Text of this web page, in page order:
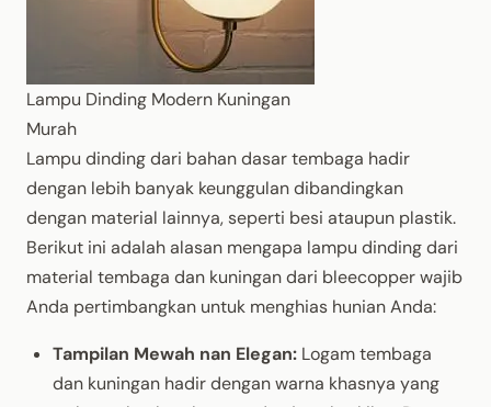
Lampu Dinding Modern Kuningan
Murah
Lampu dinding dari bahan dasar tembaga hadir
dengan lebih banyak keunggulan dibandingkan
dengan material lainnya, seperti besi ataupun plastik.
Berikut ini adalah alasan mengapa lampu dinding dari
material tembaga dan kuningan dari bleecopper wajib
Anda pertimbangkan untuk menghias hunian Anda:
Tampilan Mewah nan Elegan: Logam tembaga
dan kuningan hadir dengan warna khasnya yang